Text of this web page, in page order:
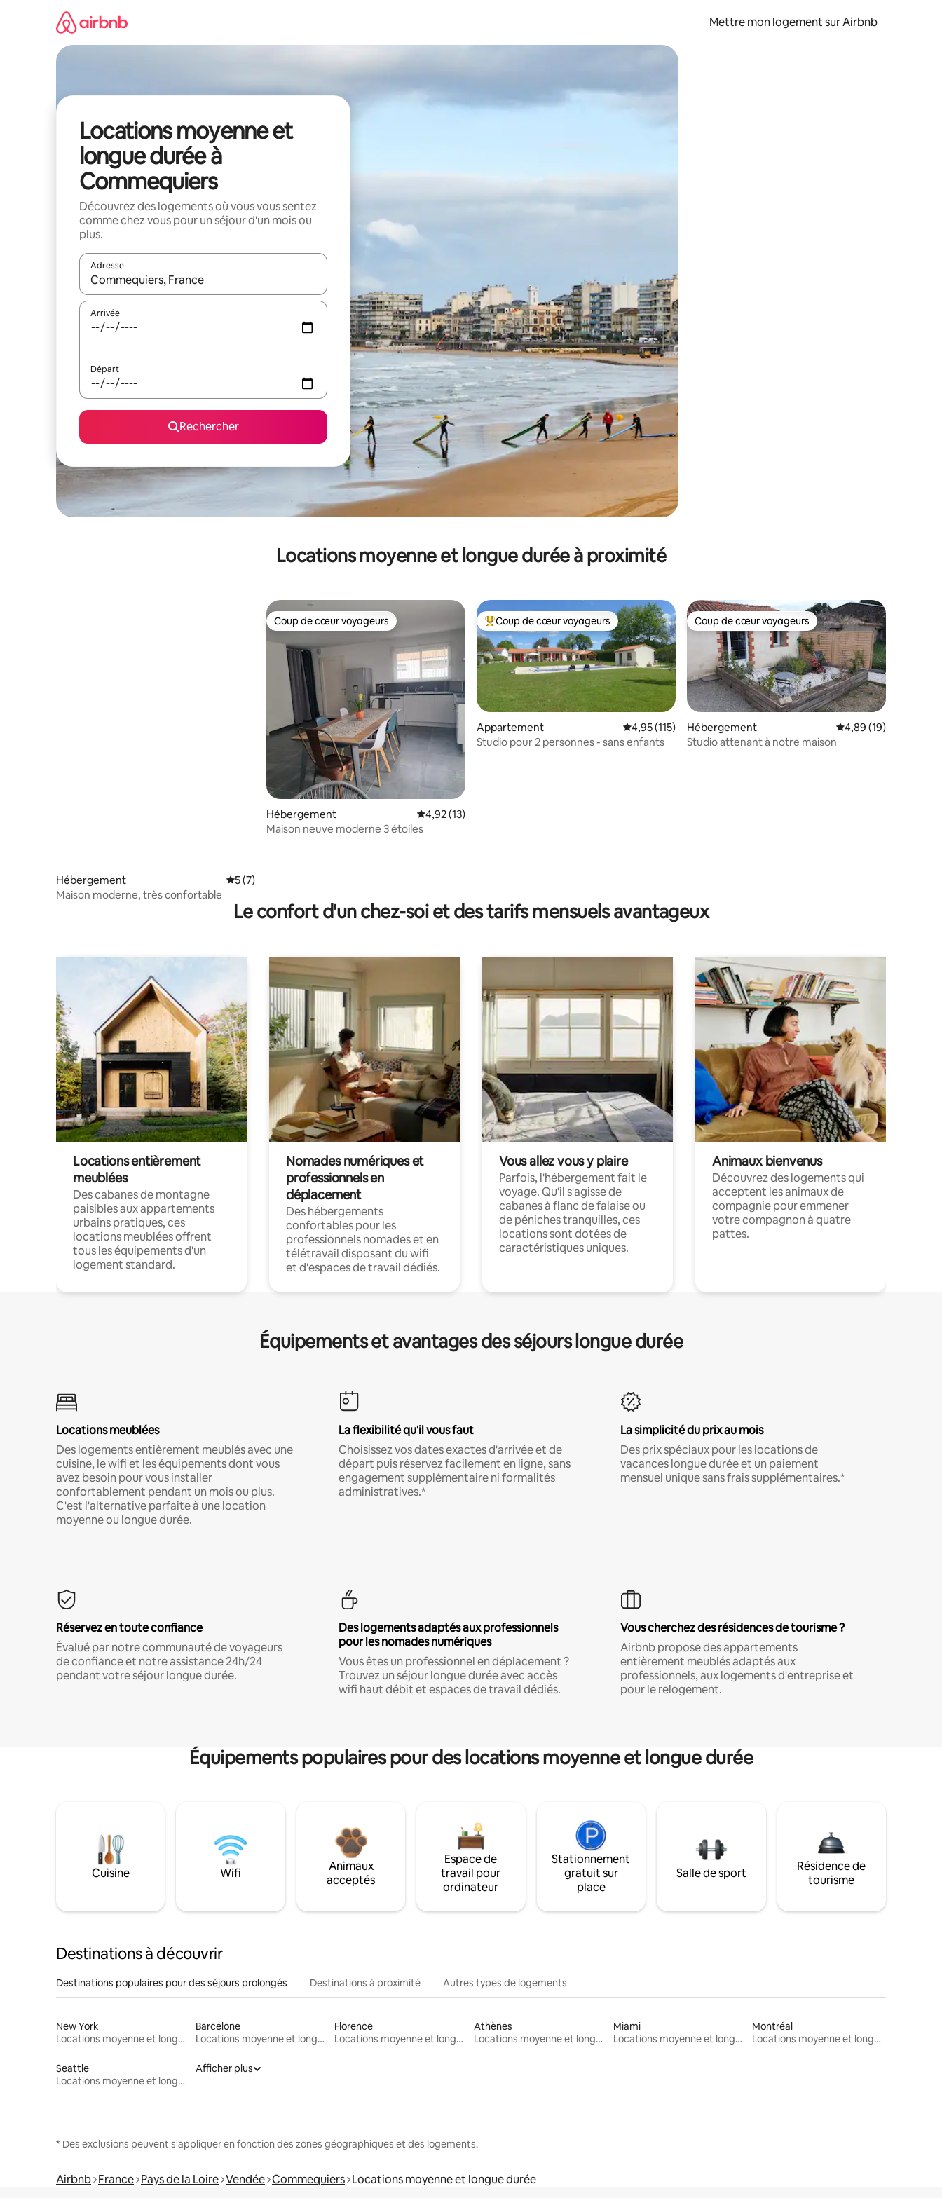
Mettre mon logement sur Airbnb
Locations moyenne et
longue durée à
Commequiers
Découvrez des logements où vous vous sentez
comme chez vous pour un séjour d'un mois ou
plus.
Adresse
Lorsque les résultats s'affichent, utilisez les flèches vers le haut et vers le bas pour les parcourir ou en appuyant et en faisant glisser.
Arrivée
Départ
Rechercher
Locations moyenne et longue durée à proximité
Hébergement Évaluation moyenne sur la base de 7 commentaires : 5 sur 5
5 (7)
Maison moderne, très confortable
Coup de cœur voyageurs
Coup de cœur voyageurs
Hébergement Évaluation moyenne sur la base de 13 commentaires : 4,92 sur 5
4,92 (13)
Maison neuve moderne 3 étoiles
Coups de cœur voyageurs les plus appréciés
Coup de cœur voyageurs
Appartement Évaluation moyenne sur la base de 115 commentaires : 4,95 sur 5
4,95 (115)
Studio pour 2 personnes - sans enfants
Coup de cœur voyageurs
Coup de cœur voyageurs
Hébergement Évaluation moyenne
4,89 (19)
Studio attenant à notre maison
Le confort d'un chez-soi et des tarifs mensuels avantageux
Locations entièrement
meublées
Des cabanes de montagne
paisibles aux appartements
urbains pratiques, ces
locations meublées offrent
tous les équipements d'un
logement standard.
Nomades numériques et
professionnels en
déplacement
Des hébergements
confortables pour les
professionnels nomades et en
télétravail disposant du wifi
et d'espaces de travail dédiés.
Vous allez vous y plaire
Parfois, l'hébergement fait le
voyage. Qu'il s'agisse de
cabanes à flanc de falaise ou
de péniches tranquilles, ces
locations sont dotées de
caractéristiques uniques.
Animaux bienvenus
Découvrez des logements qui
acceptent les animaux de
compagnie pour emmener
votre compagnon à quatre
pattes.
Équipements et avantages des séjours longue durée
Locations meublées
Des logements entièrement meublés avec une
cuisine, le wifi et les équipements dont vous
avez besoin pour vous installer
confortablement pendant un mois ou plus.
C'est l'alternative parfaite à une location
moyenne ou longue durée.
La flexibilité qu'il vous faut
Choisissez vos dates exactes d'arrivée et de
départ puis réservez facilement en ligne, sans
engagement supplémentaire ni formalités
administratives.*
La simplicité du prix au mois
Des prix spéciaux pour les locations de
vacances longue durée et un paiement
mensuel unique sans frais supplémentaires.*
Réservez en toute confiance
Évalué par notre communauté de voyageurs
de confiance et notre assistance 24h/24
pendant votre séjour longue durée.
Des logements adaptés aux professionnels
pour les nomades numériques
Vous êtes un professionnel en déplacement ?
Trouvez un séjour longue durée avec accès
wifi haut débit et espaces de travail dédiés.
Vous cherchez des résidences de tourisme ?
Airbnb propose des appartements
entièrement meublés adaptés aux
professionnels, aux logements d'entreprise et
pour le relogement.
Équipements populaires pour des locations moyenne et longue durée
Cuisine Wifi
Animaux
acceptés
Espace de
travail pour
ordinateur
Stationnement
gratuit sur
place
Salle de sport
Résidence de
tourisme
Destinations à découvrir
Destinations populaires pour des séjours prolongés Destinations à proximité Autres types de logements
New York
Locations moyenne et longue durée
Barcelone
Locations moyenne et longue durée
Florence
Locations moyenne et longue durée
Athènes
Locations moyenne et longue durée
Miami
Locations moyenne et longue durée
Montréal
Locations moyenne et longue durée
Seattle
Locations moyenne et longue durée
Afficher plus
* Des exclusions peuvent s'appliquer en fonction des zones géographiques et des logements.
Airbnb France Pays de la Loire Vendée Commequiers Locations moyenne et longue durée